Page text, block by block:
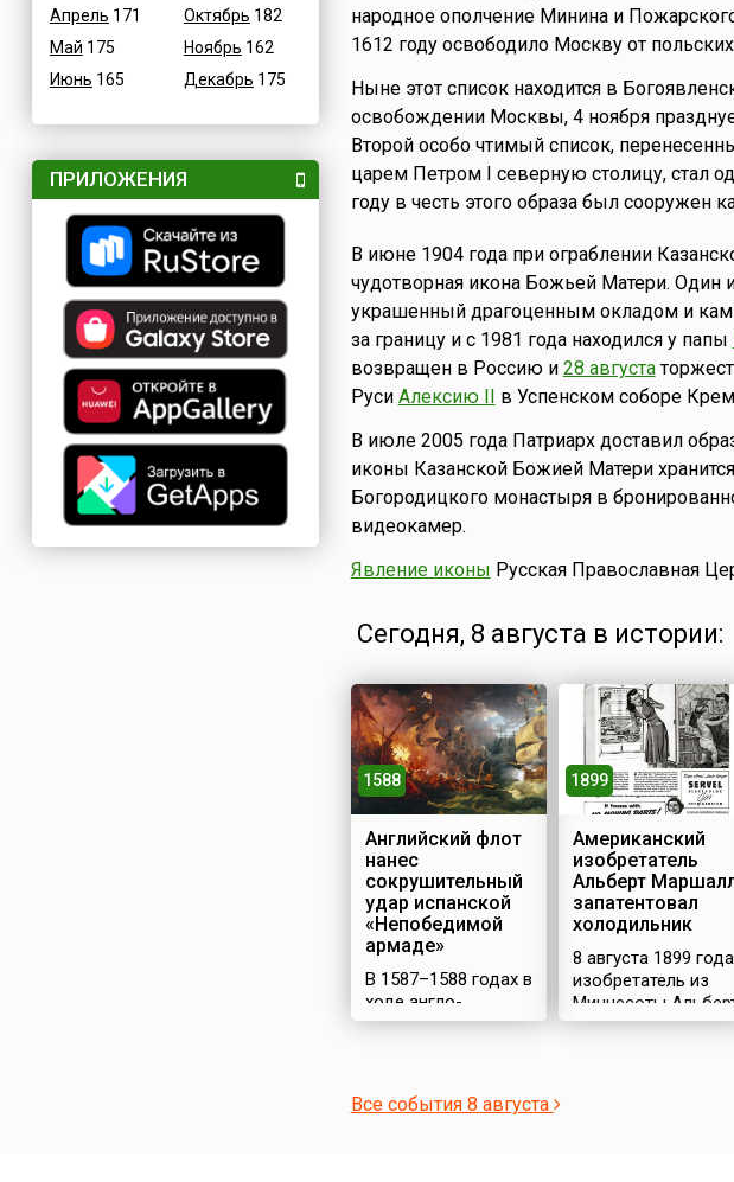
Апрель 171
Май 175
Июнь 165
Октябрь 182
Ноябрь 162
Декабрь 175
ПРИЛОЖЕНИЯ
народное ополчение Минина и
1612 году освободило Москву от
Ныне этот список находится в
освобождении Москвы, 4 ноября
Второй особо чтимый список,
царем Петром I северную столицу, стал
году в честь этого образа был сооружен
В июне 1904 года при ограблении
чудотворная икона Божьей Матери. Один
украшенный драгоценным окладом и
за границу и с 1981 года находился у папы
возвращен в Россию и 28 августа
Руси Алексию II в Успенском соборе
В июле 2005 года Патриарх доставил
иконы Казанской Божией Матери
Богородицкого монастыря в
видеокамер.
Явление иконы Русская Православная
Сегодня, 8 августа в истории:
1588
Английский флот
нанес
сокрушительный
удар испанской
«Непобедимой
армаде»
В 1587–1588 годах в
ходе англо-
испанской войны
«Непобедимую
армаду» для
1899
Американский
изобретатель
Альберт
запатентовал
холодильник
8 августа 1899 года
изобретатель из
Миннесоты
Маршалл
Все события 8 августа